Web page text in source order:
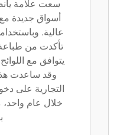
سعت علامة
أسواق جديدة
عالية.
تأكدت من
يتوافق مع
وقد ساعدت هذه
التجارية على
خلال عام